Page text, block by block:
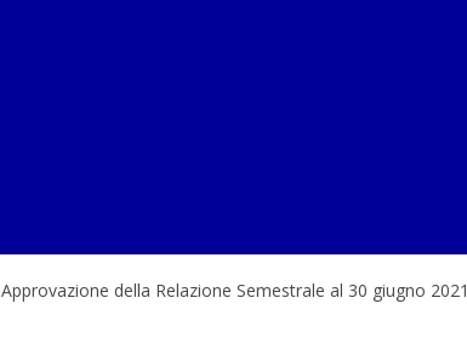
Approvazione della Relazione Semestrale al 30 giugno 2021